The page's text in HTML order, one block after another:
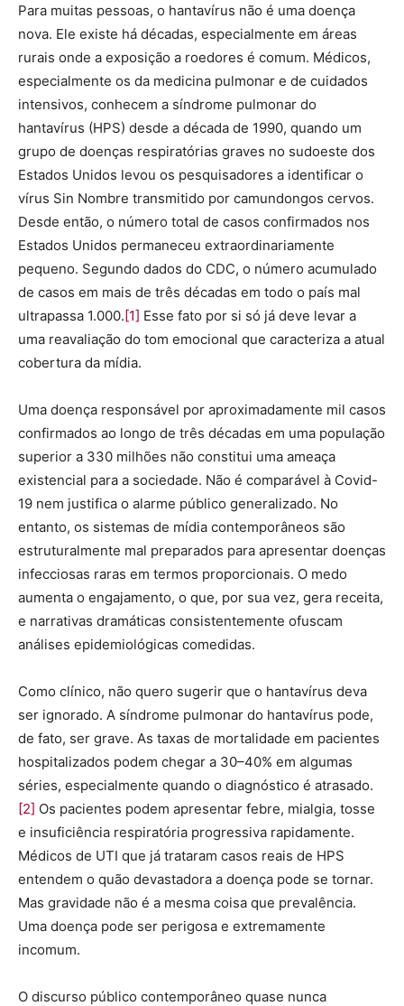
Para muitas pessoas, o hantavírus não é uma doença
nova. Ele existe há décadas, especialmente em áreas
rurais onde a exposição a roedores é comum. Médicos,
especialmente os da medicina pulmonar e de cuidados
intensivos, conhecem a síndrome pulmonar do
hantavírus (HPS) desde a década de 1990, quando um
grupo de doenças respiratórias graves no sudoeste dos
Estados Unidos levou os pesquisadores a identificar o
vírus Sin Nombre transmitido por camundongos cervos.
Desde então, o número total de casos confirmados nos
Estados Unidos permaneceu extraordinariamente
pequeno. Segundo dados do CDC, o número acumulado
de casos em mais de três décadas em todo o país mal
ultrapassa 1.000.[1] Esse fato por si só já deve levar a
uma reavaliação do tom emocional que caracteriza a atual
cobertura da mídia.
Uma doença responsável por aproximadamente mil casos
confirmados ao longo de três décadas em uma população
superior a 330 milhões não constitui uma ameaça
existencial para a sociedade. Não é comparável à Covid-
19 nem justifica o alarme público generalizado. No
entanto, os sistemas de mídia contemporâneos são
estruturalmente mal preparados para apresentar doenças
infecciosas raras em termos proporcionais. O medo
aumenta o engajamento, o que, por sua vez, gera receita,
e narrativas dramáticas consistentemente ofuscam
análises epidemiológicas comedidas.
Como clínico, não quero sugerir que o hantavírus deva
ser ignorado. A síndrome pulmonar do hantavírus pode,
de fato, ser grave. As taxas de mortalidade em pacientes
hospitalizados podem chegar a 30–40% em algumas
séries, especialmente quando o diagnóstico é atrasado.
[2] Os pacientes podem apresentar febre, mialgia, tosse
e insuficiência respiratória progressiva rapidamente.
Médicos de UTI que já trataram casos reais de HPS
entendem o quão devastadora a doença pode se tornar.
Mas gravidade não é a mesma coisa que prevalência.
Uma doença pode ser perigosa e extremamente
incomum.
O discurso público contemporâneo quase nunca